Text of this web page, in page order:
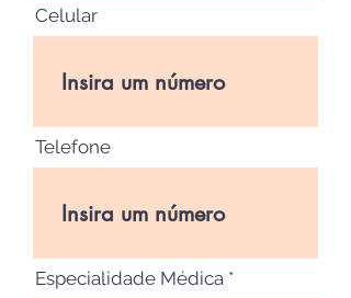
Celular
Telefone
Especialidade Médica